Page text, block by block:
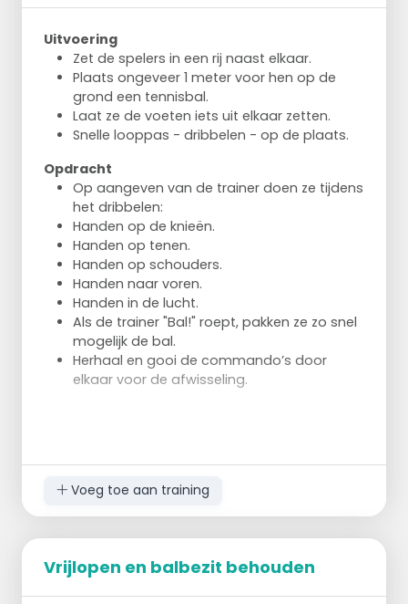
Uitvoering
Zet de spelers in een rij naast elkaar.
Plaats ongeveer 1 meter voor hen op de
grond een tennisbal.
Laat ze de voeten iets uit elkaar zetten.
Snelle looppas - dribbelen - op de plaats.
Opdracht
Op aangeven van de trainer doen ze tijdens
het dribbelen:
Handen op de knieën.
Handen op tenen.
Handen op schouders.
Handen naar voren.
Handen in de lucht.
Als de trainer "Bal!" roept, pakken ze zo snel
mogelijk de bal.
Herhaal en gooi de commando’s door
elkaar voor de afwisseling.
Voeg toe aan training
Vrijlopen en balbezit behouden